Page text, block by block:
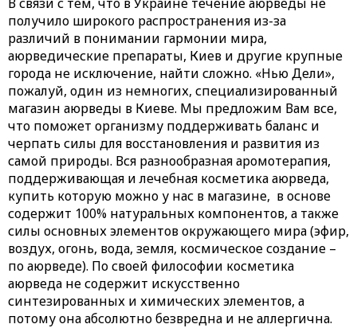
получило широкого распространения из-за
различий в понимании гармонии мира,
аюрведические препараты, Киев и другие крупные
города не исключение, найти сложно. «Нью Дели»,
пожалуй, один из немногих, специализированный
магазин аюрведы в Киеве. Мы предложим Вам все,
что поможет организму поддерживать баланс и
черпать силы для восстановления и развития из
самой природы. Вся разнообразная аромотерапия,
поддерживающая и лечебная косметика аюрведа,
купить которую можно у нас в магазине, в основе
содержит 100% натуральных компонентов, а также
силы основных элементов окружающего мира (эфир,
воздух, огонь, вода, земля, космическое создание –
по аюрведе). По своей философии косметика
аюрведа не содержит искусственно
синтезированных и химических элементов, а
потому она абсолютно безвредна и не аллергична.